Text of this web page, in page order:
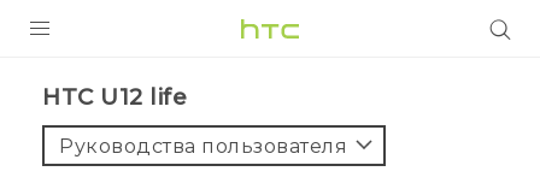
5G
HTC U12 life‎
Руководства пользователя